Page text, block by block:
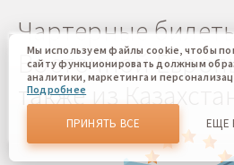
Чартерные
Восточной
также из
Мы используем файлы cookie, чтобы
сайту функционировать должным
аналитики, маркетинга и
который вы видите. Файлы cookies
отличать Вас от других пользователей
Соглашаясь, вы соглашаетесь на
файлов cookie. Вы можете обновить
нажав кнопку настроек файлов cookie,
время, перейдя к нашей политике
Подробнее
ПРИНЯТЬ ВСЕ ЕЩЕ